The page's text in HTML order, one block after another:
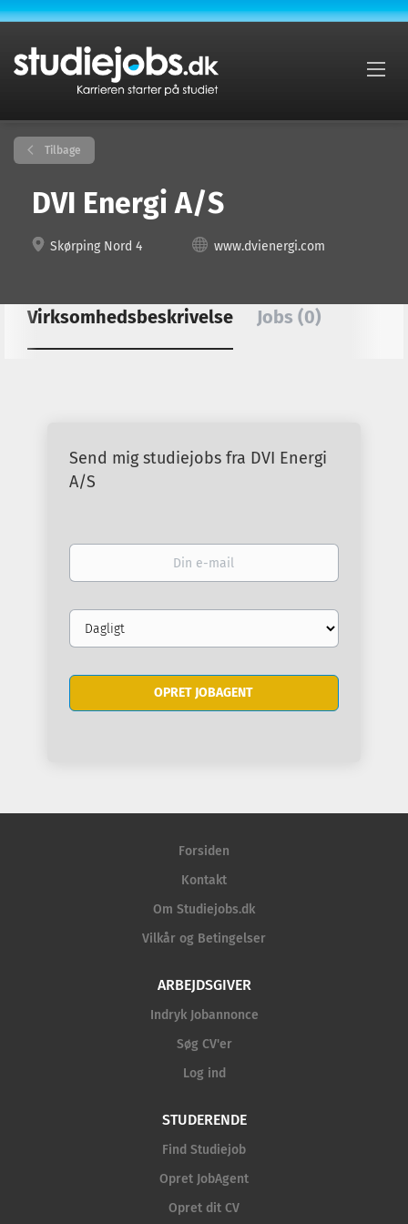
Tilbage
DVI Energi A/S
Skørping Nord 4 www.dvienergi.com
Virksomhedsbeskrivelse Jobs (0)
Send mig studiejobs fra DVI Energi
A/S
Din
Email
frequency
Forsiden
Kontakt
Om Studiejobs.dk
Vilkår og Betingelser
ARBEJDSGIVER
Indryk Jobannonce
Søg CV'er
Log ind
STUDERENDE
Find Studiejob
Opret JobAgent
Opret dit CV